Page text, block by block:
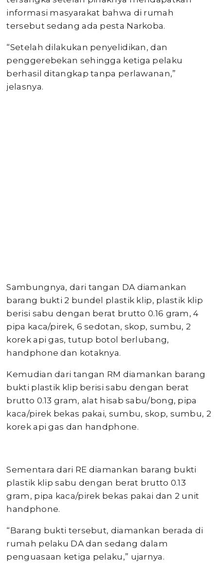
informasi masyarakat bahwa di rumah
tersebut sedang ada pesta Narkoba.
“Setelah dilakukan penyelidikan, dan
penggerebekan sehingga ketiga pelaku
berhasil ditangkap tanpa perlawanan,”
jelasnya.
Sambungnya, dari tangan DA diamankan
barang bukti 2 bundel plastik klip, plastik klip
berisi sabu dengan berat brutto 0.16 gram, 4
pipa kaca/pirek, 6 sedotan, skop, sumbu, 2
korek api gas, tutup botol berlubang,
handphone dan kotaknya.
Kemudian dari tangan RM diamankan barang
bukti plastik klip berisi sabu dengan berat
brutto 0.13 gram, alat hisab sabu/bong, pipa
kaca/pirek bekas pakai, sumbu, skop, sumbu, 2
korek api gas dan handphone.
Sementara dari RE diamankan barang bukti
plastik klip sabu dengan berat brutto 0.13
gram, pipa kaca/pirek bekas pakai dan 2 unit
handphone.
“Barang bukti tersebut, diamankan berada di
rumah pelaku DA dan sedang dalam
penguasaan ketiga pelaku,” ujarnya.